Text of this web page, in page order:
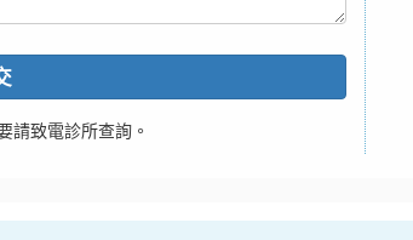
請致電診所查詢。